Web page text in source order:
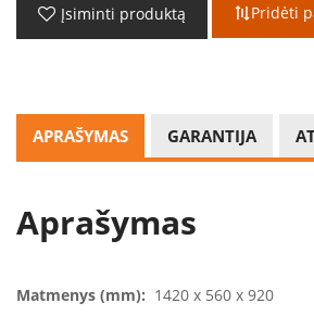
Įsiminti produktą Pridėti
APRAŠYMAS GARANTIJA
Aprašymas
Matmenys (mm): 1420 x 560 x 920